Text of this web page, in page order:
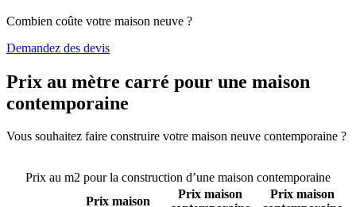
Combien coûte votre maison neuve ?
Demandez des devis
Prix au mètre carré pour une maison
contemporaine
Vous souhaitez faire construire votre maison neuve contemporaine ?
Prix au m2 pour la construction d’une maison contemporaine
Prix maison
Prix maison
Prix maison